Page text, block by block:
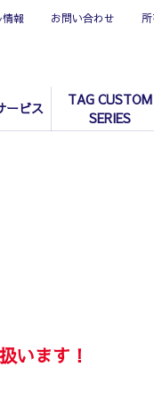
ービス
TAG CUSTOM
SERIES
情報 お問い合わせ
います！